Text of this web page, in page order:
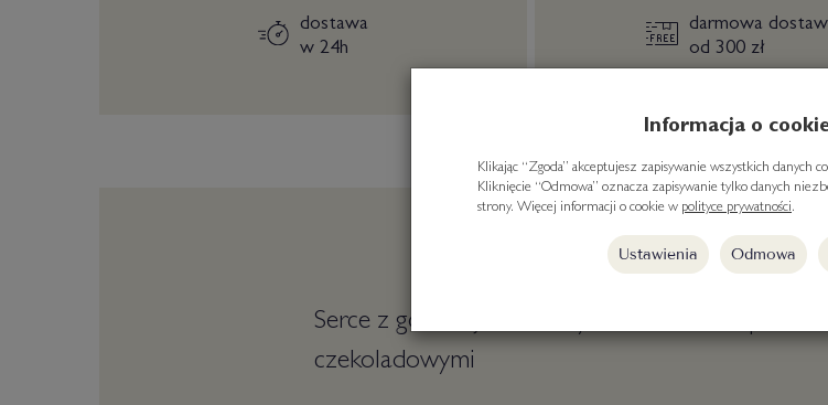
dostawa
w 24h
darmowa
od 300 zł
Serce z gorzkiej czekolady nadziewane 3
czekoladowymi
Informacja o
Klikając “Zgoda” akceptujesz zapisywanie wszystkich danych
Kliknięcie “Odmowa” oznacza zapisywanie tylko danych
strony. Więcej informacji o cookie w polityce prywatności.
Ustawienia Odmowa